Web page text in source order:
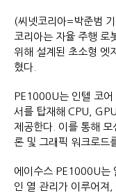
(씨넷코리아=박준범
코리아는 자율 주행 로
위해 설계된 초소형 엣
혔다.
PE1000U는 인텔 코
서를 탑재해 CPU,
제공한다. 이를 통해
론 및 그래픽 워크로드
에이수스 PE1000U는
인 열 관리가 이루어져